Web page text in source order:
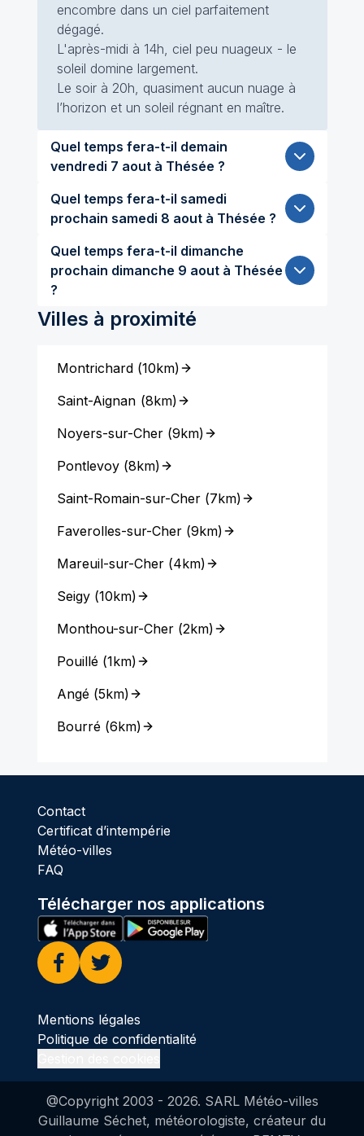
encombre dans un ciel parfaitement
dégagé.
L'après-midi à 14h, ciel peu nuageux - le
soleil domine largement.
Le soir à 20h, quasiment aucun nuage à
l’horizon et un soleil régnant en maître.
Quel temps fera-t-il demain
vendredi 7 aout à Thésée ?
Quel temps fera-t-il samedi
prochain samedi 8 aout à Thésée ?
Quel temps fera-t-il dimanche
prochain dimanche 9 aout à Thésée
?
Villes à proximité
Montrichard(10km)
Saint-Aignan (8km)
Noyers-sur-Cher(9km)
Pontlevoy(8km)
Saint-Romain-sur-Cher(7km)
Faverolles-sur-Cher(9km)
Mareuil-sur-Cher(4km)
Seigy(10km)
Monthou-sur-Cher(2km)
Pouillé(1km)
Angé(5km)
Bourré(6km)
Contact
Certificat d’intempérie
Météo-villes
FAQ
Télécharger nos applications
Facebook
Twitter
Mentions légales
Politique de confidentialité
@Copyright 2003 - 2026. SARL Météo-villes
Guillaume Séchet, météorologiste, créateur du